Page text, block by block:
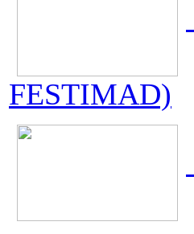
FESTIMAD)